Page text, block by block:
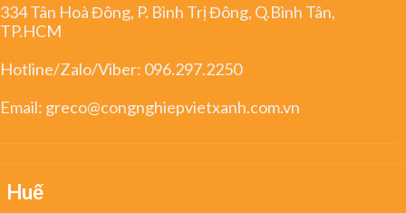
334 Tân Hoà Đông, P. Bình Trị Đông, Q.Bình Tân,
TP.HCM
Hotline/Zalo/Viber: 096.297.2250
Email: greco@congnghiepvietxanh.com.vn
Huế